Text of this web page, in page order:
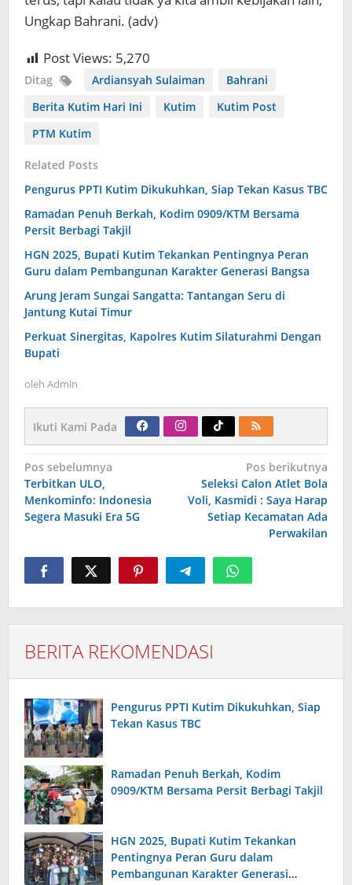
Ungkap Bahrani. (adv)
Post Views: 5,270
Ditag Ardiansyah Sulaiman
Bahrani
Berita Kutim Hari Ini
Kutim
Kutim Post
PTM Kutim
Related Posts
Pengurus PPTI Kutim Dikukuhkan, Siap Tekan Kasus TBC
Ramadan Penuh Berkah, Kodim 0909/KTM Bersama
Persit Berbagi Takjil
HGN 2025, Bupati Kutim Tekankan Pentingnya Peran
Guru dalam Pembangunan Karakter Generasi Bangsa
Arung Jeram Sungai Sangatta: Tantangan Seru di
Jantung Kutai Timur
Perkuat Sinergitas, Kapolres Kutim Silaturahmi Dengan
Bupati
oleh Admin
Ikuti Kami Pada
Navigasi
pos
Pos sebelumnya
Terbitkan ULO,
Menkominfo: Indonesia
Segera Masuki Era 5G
Pos berikutnya
Seleksi Calon Atlet Bola
Voli, Kasmidi : Saya Harap
Setiap Kecamatan Ada
Perwakilan
BERITA REKOMENDASI
Pengurus PPTI Kutim Dikukuhkan, Siap
Tekan Kasus TBC
Ramadan Penuh Berkah, Kodim
0909/KTM Bersama Persit Berbagi Takjil
HGN 2025, Bupati Kutim Tekankan
Pentingnya Peran Guru dalam
Pembangunan Karakter Generasi